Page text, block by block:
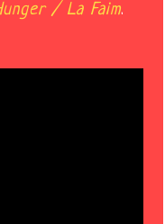
/ La Faim.